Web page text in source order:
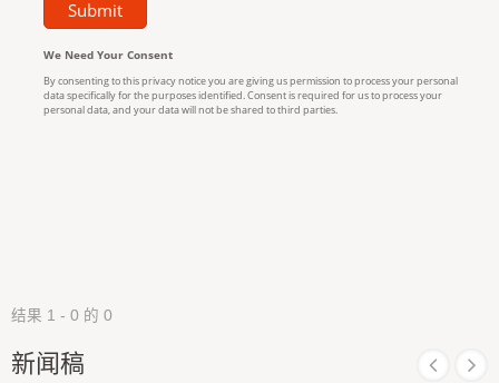
结果 1 - 0 的 0
新闻稿